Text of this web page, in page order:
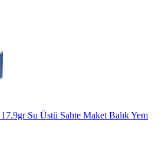
Su Üstü Sahte Maket Balık Yem